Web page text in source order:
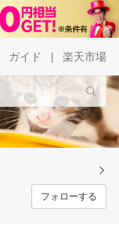
ガイド 楽天市場
フォローする